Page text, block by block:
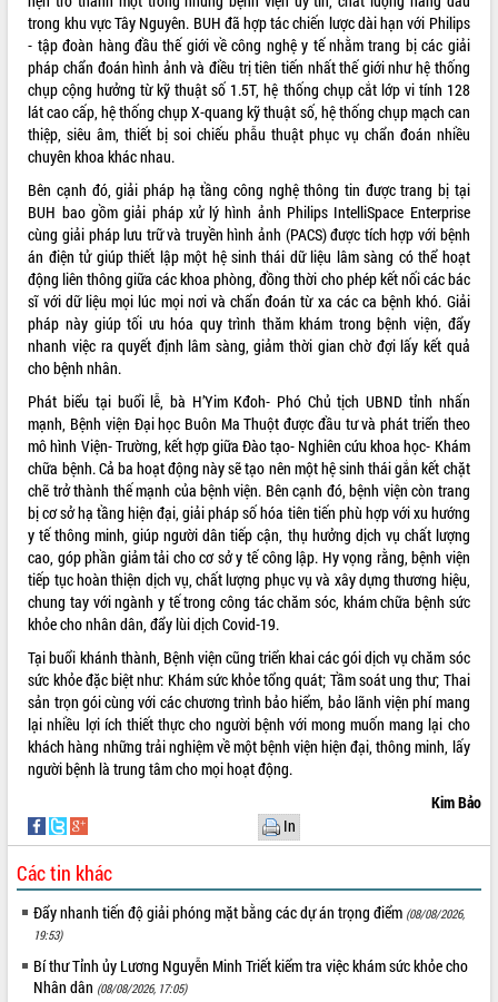
UBND tỉnh họp báo định kỳ tháng 4
năm 2026
Hội thảo khoa học “Giải pháp thúc đẩy
phát triển nền kinh tế xanh tại tỉnh
Đắk Lắk”
Tăng cường giám sát, đôn đốc thực
hiện nhiệm vụ quản lý tài sản công
hàng tuần
Tháo gỡ những vướng mắc, đẩy mạnh
công tác cải cách thủ tục hành chính
tại Trung tâm Phục vụ hành chính
công tỉnh
Đắk Lắk: Tôn vinh 46 giải pháp tại Hội
thi Sáng tạo Kỹ thuật 2024 - 2025
Đắk Lắk rà soát, điều chỉnh Đề án 190
về phát triển nuôi trồng thủy sản
Phó Chủ tịch UBND tỉnh Đắk Lắk
Trương Công Thái kiểm tra thực địa
Dự án cao tốc Khánh Hòa - Buôn Ma
Thuột
Định vị cà phê Việt Nam như một “di
sản sống” trong dòng chảy toàn cầu
Xây dựng nông thôn mới: Nâng cao đời
sống người dân từ những mô hình thiết
thực
Quyết liệt tháo gỡ vướng mắc, đẩy
nhanh tiến độ các dự án trọng điểm
trong Khu kinh tế Nam Phú Yên
Hòn Yến phát triển du lịch gắn với bảo
tồn biển
Lấy ý kiến điều chỉnh Quy hoạch tỉnh
Đắk Lắk thời kỳ 2021-2030, tầm nhìn
Phát động chiến dịch 30 ngày đêm
giải phóng mặt bằng Tuyến đường bộ
ven biển
Đắk Lắk nỗ lực thúc đẩy tăng trưởng
kinh tế từ 10% trở lên trong Quý
II/2026
Đắk Lắk ký kết thỏa thuận hợp tác về
chuyển đổi số giai đoạn 2026 – 2030
trong khu vực Tây Nguyên. BUH đã hợp tác chiến lược dài hạn với Philips
- tập đoàn hàng đầu thế giới về công nghệ y tế nhằm trang bị các giải
pháp chẩn đoán hình ảnh và điều trị tiên tiến nhất thế giới như hệ thống
chụp cộng hưởng từ kỹ thuật số 1.5T, hệ thống chụp cắt lớp vi tính 128
lát cao cấp, hệ thống chụp X-quang kỹ thuật số, hệ thống chụp mạch can
thiệp, siêu âm, thiết bị soi chiếu phẫu thuật phục vụ chẩn đoán nhiều
chuyên khoa khác nhau.
Bên cạnh đó, giải pháp hạ tầng công nghệ thông tin được trang bị tại
BUH bao gồm giải pháp xử lý hình ảnh Philips IntelliSpace Enterprise
cùng giải pháp lưu trữ và truyền hình ảnh (PACS) được tích hợp với bệnh
án điện tử giúp thiết lập một hệ sinh thái dữ liệu lâm sàng có thể hoạt
động liên thông giữa các khoa phòng, đồng thời cho phép kết nối các bác
sĩ với dữ liệu mọi lúc mọi nơi và chẩn đoán từ xa các ca bệnh khó. Giải
pháp này giúp tối ưu hóa quy trình thăm khám trong bệnh viện, đẩy
nhanh việc ra quyết định lâm sàng, giảm thời gian chờ đợi lấy kết quả
cho bệnh nhân.
Phát biểu tại buổi lễ, bà H’Yim Kđoh- Phó Chủ tịch UBND tỉnh nhấn
mạnh, Bệnh viện Đại học Buôn Ma Thuột được đầu tư và phát triển theo
mô hình Viện- Trường, kết hợp giữa Đào tạo- Nghiên cứu khoa học- Khám
chữa bệnh. Cả ba hoạt động này sẽ tạo nên một hệ sinh thái gắn kết chặt
chẽ trở thành thế mạnh của bệnh viện. Bên cạnh đó, bệnh viện còn trang
bị cơ sở hạ tầng hiện đại, giải pháp số hóa tiên tiến phù hợp với xu hướng
y tế thông minh, giúp người dân tiếp cận, thụ hưởng dịch vụ chất lượng
cao, góp phần giảm tải cho cơ sở y tế công lập. Hy vọng rằng, bệnh viện
tiếp tục hoàn thiện dịch vụ, chất lượng phục vụ và xây dựng thương hiệu,
chung tay với ngành y tế trong công tác chăm sóc, khám chữa bệnh sức
khỏe cho nhân dân, đẩy lùi dịch Covid-19.
Tại buổi khánh thành, Bệnh viện cũng triển khai các gói dịch vụ chăm sóc
sức khỏe đặc biệt như: Khám sức khỏe tổng quát; Tầm soát ung thư; Thai
sản trọn gói cùng với các chương trình bảo hiểm, bảo lãnh viện phí mang
lại nhiều lợi ích thiết thực cho người bệnh với mong muốn mang lại cho
khách hàng những trải nghiệm về một bệnh viện hiện đại, thông minh, lấy
người bệnh là trung tâm cho mọi hoạt động.
Kim Bảo
In
Các tin khác
Đẩy nhanh tiến độ giải phóng mặt bằng các dự án trọng điểm (08/08/2026,
19:53)
Bí thư Tỉnh ủy Lương Nguyễn Minh Triết kiểm tra việc khám sức khỏe cho
Nhân dân (08/08/2026, 17:05)